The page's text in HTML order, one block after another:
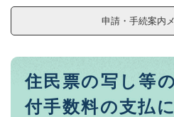
申請・手続案内
本
住民票の写し等
付手数料の支払